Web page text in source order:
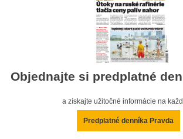
Objednajte si predplatné
a získajte užitočné informácie na
Predplatné denníka Pravda